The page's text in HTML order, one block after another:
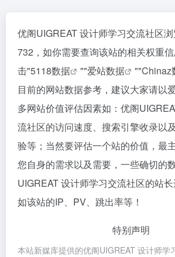
优阁UIGREAT 设计师学习交流社区
732，如你需要查询该站的相关权重
击"5118数据 ""爱站数据 ""Chinaz
目前的网站数据参考，建议大家请以
多网站价值评估因素如：优阁
流社区的访问速度、搜索引擎收录以
验等；当然要评估一个站的价值，最
您自身的需求以及需要，一些确切的
UIGREAT 设计师学习交流社区的站长
如该站的IP、PV、跳出率等！
特别声明
本站新媒库提供的优阁UIGREAT 设计师学